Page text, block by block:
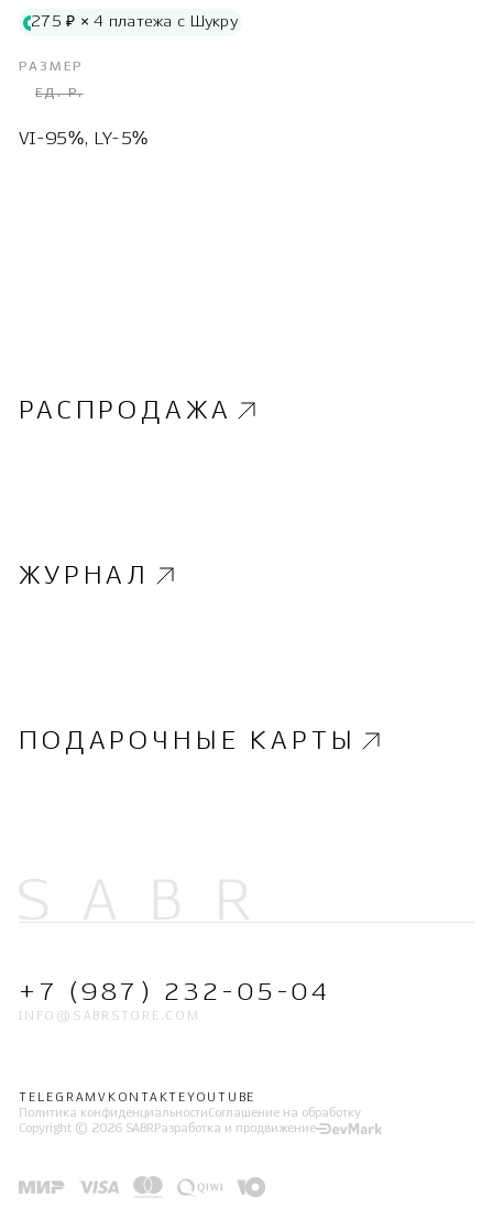
275 ₽ × 4 платежа с Шукру
РАЗМЕР
ЕД. Р.
VI-95%, LY-5%
РАСПРОДАЖА
ЖУРНАЛ
ПОДАРОЧНЫЕ КАРТЫ
+7 (987) 232-05-04
INFO@SABRSTORE.COM
TELEGRAMVKONTAKTE YOUTUBE
Политика конфиденциальности Соглашение на обработку
Copyright © 2026 SABR Разработка и продвижение